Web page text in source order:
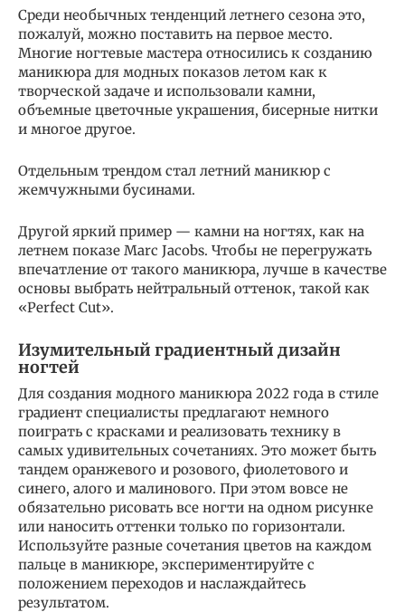
Среди необычных тенденций летнего сезона это,
пожалуй, можно поставить на первое место.
Многие ногтевые мастера относились к созданию
маникюра для модных показов летом как к
творческой задаче и использовали камни,
объемные цветочные украшения, бисерные нитки
и многое другое.
Отдельным трендом стал летний маникюр с
жемчужными бусинами.
Другой яркий пример — камни на ногтях, как на
летнем показе Marc Jacobs. Чтобы не перегружать
впечатление от такого маникюра, лучше в качестве
основы выбрать нейтральный оттенок, такой как
«Perfect Cut».
Изумительный градиентный дизайн
ногтей
Для создания модного маникюра 2022 года в стиле
градиент специалисты предлагают немного
поиграть с красками и реализовать технику в
самых удивительных сочетаниях. Это может быть
тандем оранжевого и розового, фиолетового и
синего, алого и малинового. При этом вовсе не
обязательно рисовать все ногти на одном рисунке
или наносить оттенки только по горизонтали.
Используйте разные сочетания цветов на каждом
пальце в маникюре, экспериментируйте с
положением переходов и наслаждайтесь
результатом.